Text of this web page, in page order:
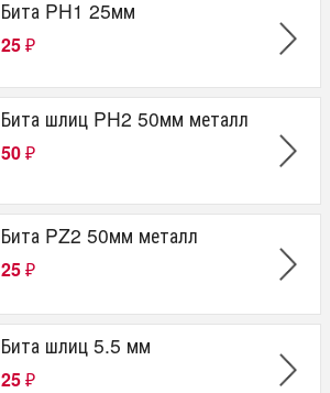
Бита PH1 25мм
25 ₽
Бита шлиц PH2 50мм металл
50 ₽
Бита PZ2 50мм металл
25 ₽
Бита шлиц 5.5 мм
25 ₽